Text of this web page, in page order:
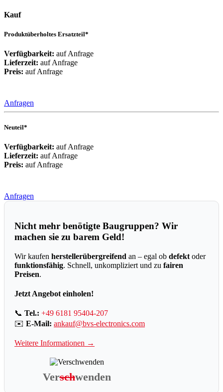
Kauf
Produktüberholtes Ersatzteil*
Verfügbarkeit: auf Anfrage
Lieferzeit: auf Anfrage
Preis: auf Anfrage
Anfragen
Neuteil*
Verfügbarkeit: auf Anfrage
Lieferzeit: auf Anfrage
Preis: auf Anfrage
Anfragen
Nicht mehr benötigte Baugruppen? Wir
machen sie zu barem Geld!
Wir kaufen herstellerübergreifend an – egal ob defekt oder
funktionsfähig. Schnell, unkompliziert und zu fairen
Preisen.
Jetzt Angebot einholen!
📞 Tel.: +49 6181 95404-207
✉️ E-Mail: ankauf@bvs-electronics.com
Weitere Informationen →
Verschwenden